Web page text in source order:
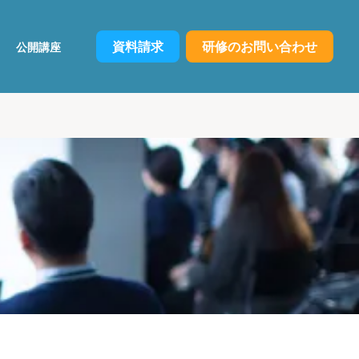
公開講座 資料請求 研修のお問い合わせ